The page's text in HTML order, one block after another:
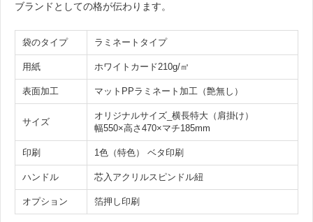
ブランドとしての格が伝わります。
袋のタイプ ラミネートタイプ
用紙 ホワイトカード210g/㎡
表面加工 マットPPラミネート加工（艶無し）
サイズ
オリジナルサイズ_横長特大（肩掛け）
幅550×高さ470×マチ185mm
印刷 1色（特色） ベタ印刷
ハンドル 芯入アクリルスピンドル紐
オプション 箔押し印刷